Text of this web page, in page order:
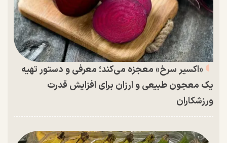
«اکسیر سرخ» معجزه می‌کند؛ معرفی و دستور تهیه
یک معجون طبیعی و ارزان برای افزایش قدرت
ورزشکاران